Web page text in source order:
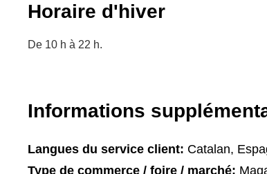
Horaire d'hiver
De 10 h à 22 h.
Informations
Langues du service client: Catalan,
Type de commerce / foire / marché: